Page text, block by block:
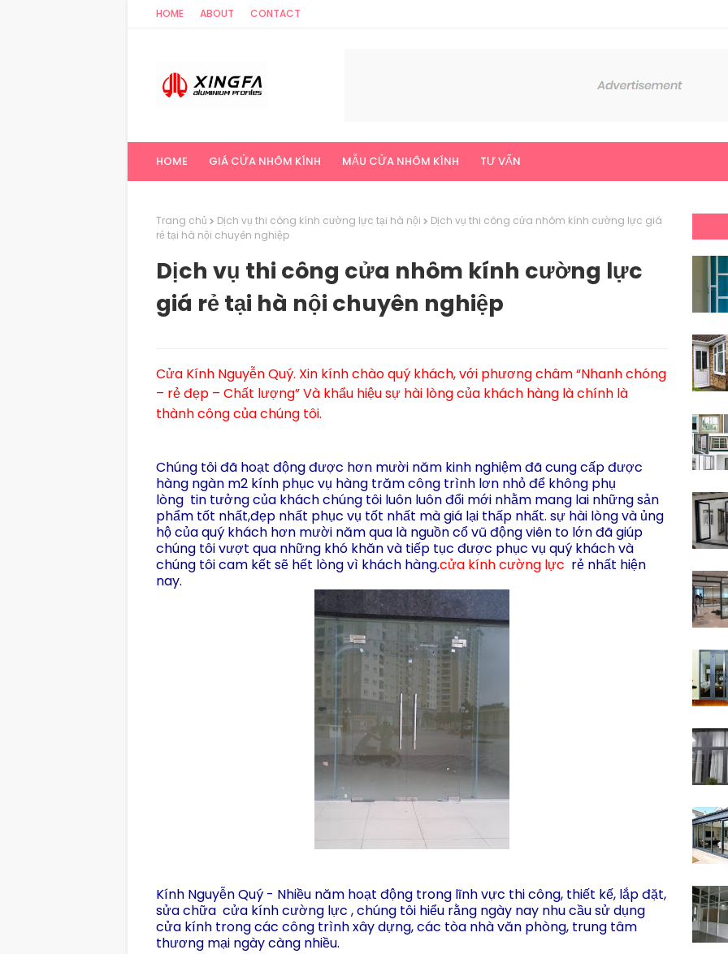
HOME ABOUT CONTACT
HOME GIÁ CỬA NHÔM KÍNH MẪU CỬA NHÔM KÍNH TƯ VẤN
Trang chủ Dịch vụ thi công kính cường lực tại hà nội
Dịch vụ thi công cửa nhôm kính cường lực giá
rẻ tại hà nội chuyên nghiệp
Dịch vụ thi công cửa nhôm kính cường lực
giá rẻ tại hà nội chuyên nghiệp
Cửa Kính Nguyễn Quý. Xin kính chào quý khách, với phương châm “Nhanh chóng
– rẻ đẹp – Chất lượng” Và khẩu hiệu sự hài lòng của khách hàng là chính là
thành công của chúng tôi.
Chúng tôi đã hoạt động được hơn mười năm kinh nghiệm đã cung cấp được
hàng ngàn m2 kính phục vụ hàng trăm công trình lơn nhỏ để không phụ
lòng tin tưởngcủa khách chúng tôi luôn luôn đổi mới nhằm mang lai những sản
phẩm tốt nhất,đẹp nhất phục vụ tốt nhất mà giá lại thấp nhất. sự hài lòng và ủng
hộ của quý khách hơn mười năm qua là nguồn cổ vũ động viên to lớn đã giúp
chúng tôi vượt qua những khó khăn và tiếp tục được phục vụ quý khách và
chúng tôi cam kết sẽ hết lòng vì khách hàng.cửa kính cường lực rẻ nhất hiện
nay.
Kính Nguyễn Quý - Nhiều năm hoạt động trong lĩnh vực thi công, thiết kế, lắp đặt,
sửa chữa cửa kính cường lực , chúng tôi hiểu rằng ngày nay nhu cầu sử dụng
cửa kính trong các công trình xây dựng, các tòa nhà văn phòng, trung tâm
thương mại ngày càng nhiều.